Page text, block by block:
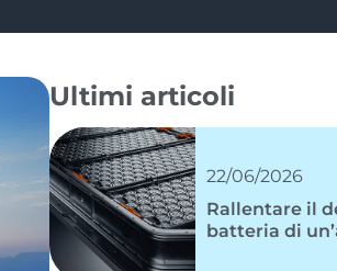
Ultimi articoli
22/06/2026
Rallentare il
batteria di